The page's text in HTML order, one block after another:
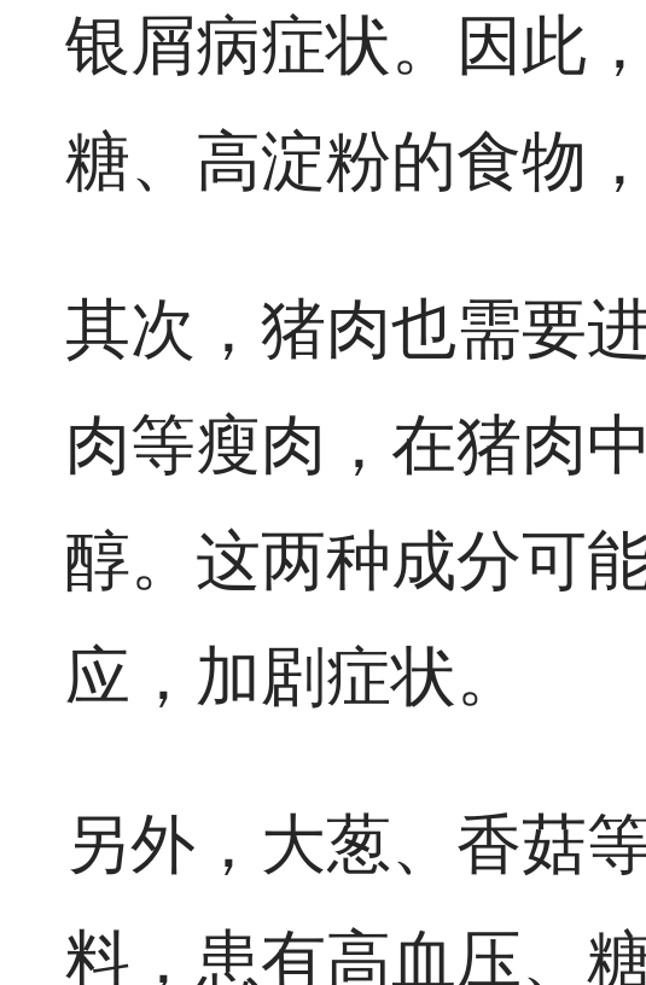
银屑病症状。因此
糖、高淀粉的食物
其次，猪肉也需要
肉等瘦肉，在猪肉
醇。这两种成分可
应，加剧症状。
另外，大葱、香菇
料，患有高血压、